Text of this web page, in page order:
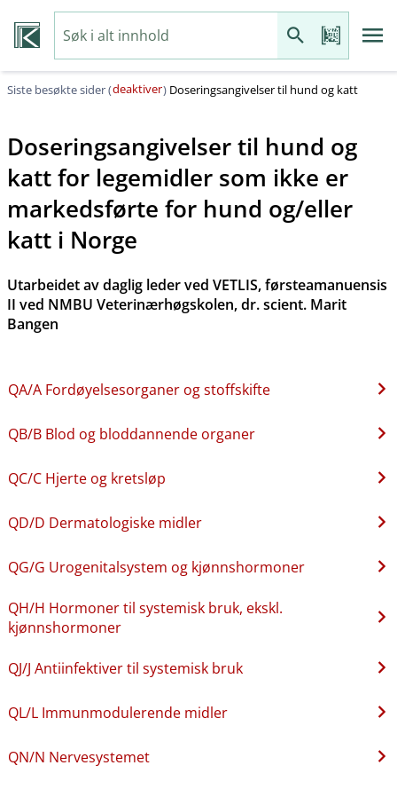
Siste besøkte sider (deaktiver) Doseringsangivelser til hund og katt
Doseringsangivelser til hund og
katt for legemidler som ikke er
markedsførte for hund og​/​eller
katt i Norge
Utarbeidet av daglig leder ved VETLIS, førsteamanuensis
II ved NMBU Veterinærhøgskolen, dr. scient. Marit
Bangen
QA​/​A Fordøyelsesorganer og stoffskifte
QB​/​B Blod og bloddannende organer
QC​/​C Hjerte og kretsløp
QD​/​D Dermatologiske midler
QG​/​G Urogenitalsystem og kjønnshormoner
QH​/​H Hormoner til systemisk bruk, ekskl.
kjønnshormoner
QJ​/​J Antiinfektiver til systemisk bruk
QL​/​L Immunmodulerende midler
QN​/​N Nervesystemet